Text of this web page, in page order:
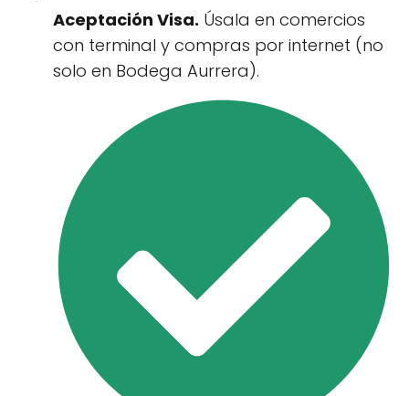
Aceptación Visa. Úsala en comercios
con terminal y compras por internet (no
solo en Bodega Aurrera).